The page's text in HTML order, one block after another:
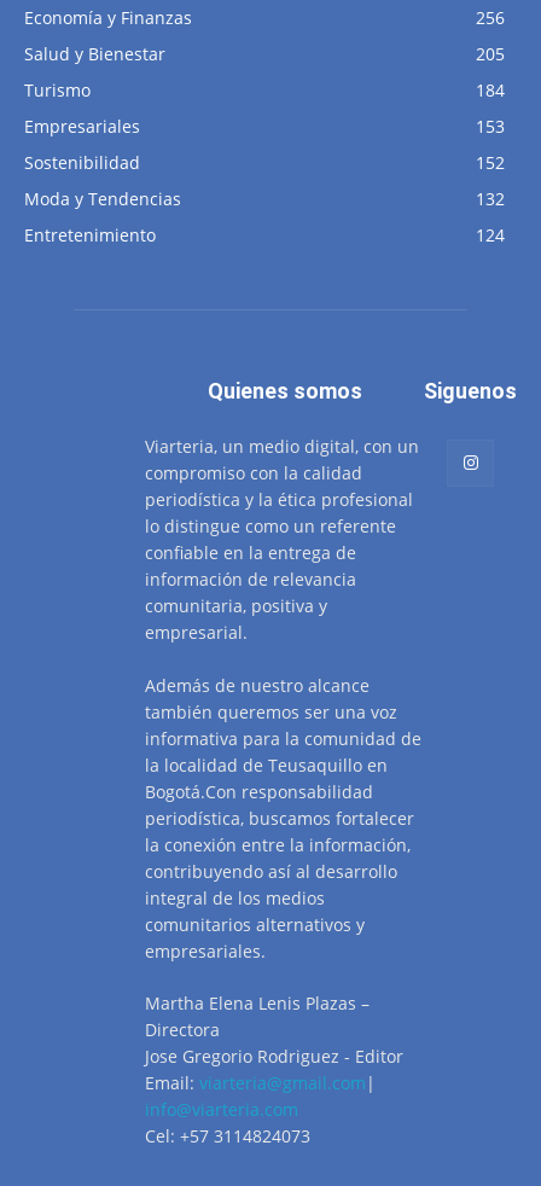
Economía y Finanzas
256
Salud y Bienestar
205
Turismo
184
Empresariales
153
Sostenibilidad
152
Moda y Tendencias
132
Entretenimiento
124
Quienes somos
Viarteria, un medio digital, con un
compromiso con la calidad
periodística y la ética profesional
lo distingue como un referente
confiable en la entrega de
información de relevancia
comunitaria, positiva y
empresarial.
Además de nuestro alcance
también queremos ser una voz
informativa para la comunidad de
la localidad de Teusaquillo en
Bogotá.Con responsabilidad
periodística, buscamos fortalecer
la conexión entre la información,
contribuyendo así al desarrollo
integral de los medios
comunitarios alternativos y
empresariales.
Martha Elena Lenis Plazas –
Directora
Jose Gregorio Rodriguez - Editor
Email: viarteria@gmail.com |
info@viarteria.com
Cel: +57 3114824073
Siguenos